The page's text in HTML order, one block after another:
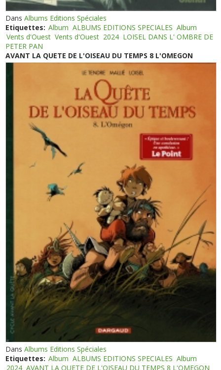
DansAlbums Editions Spéciales
Etiquettes: Album ALBUMS EDITIONS SPECIALES Album
Vents d'Ouest Vents d'Ouest 2024 LOISEL DANS L' OMBRE DE
PETER PAN
AVANT LA QUETE DE L'OISEAU DU TEMPS 8 L'OMEGON
DansAlbums Editions Spéciales
Etiquettes: Album ALBUMS EDITIONS SPECIALES Album
2024 AVANT LA QUETE DE L'OISEAU DU TEMPS 8 L'OMEGON